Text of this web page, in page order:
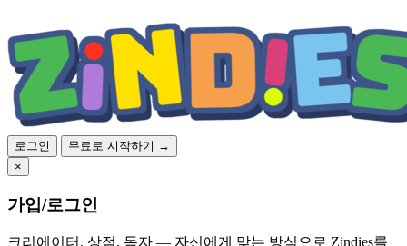
로그인
무료로 시작하기 →
×
가입/로그인
크리에이터, 상점, 독자 — 자신에게 맞는 방식으로 Zindies를